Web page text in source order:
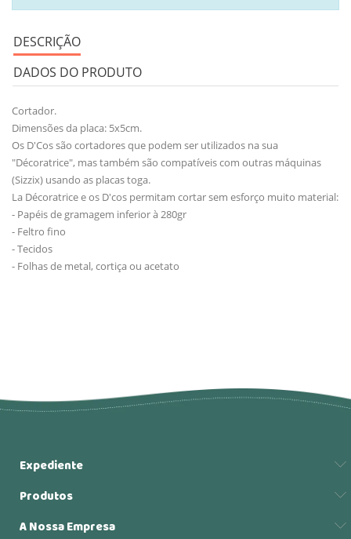
DESCRIÇÃO
DADOS DO PRODUTO
Cortador.
Dimensões da placa: 5x5cm.
Os D'Cos são cortadores que podem ser utilizados na sua
"Décoratrice", mas também são compatíveis com outras máquinas
(Sizzix) usando as placas toga.
La Décoratrice e os D'cos permitam cortar sem esforço muito material:
- Papéis de gramagem inferior à 280gr
- Feltro fino
- Tecidos
- Folhas de metal, cortiça ou acetato
Expediente
Produtos
A Nossa Empresa